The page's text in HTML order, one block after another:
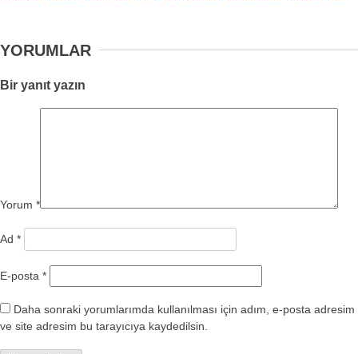
YORUMLAR
Bir yanıt yazın
Yorum *
Ad *
E-posta *
Daha sonraki yorumlarımda kullanılması için adım, e-posta adresim
ve site adresim bu tarayıcıya kaydedilsin.